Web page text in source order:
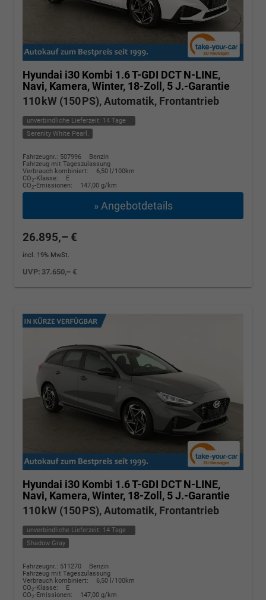
Hyundai i30 Kombi 1.6 T-GDI DCT N-LINE,
Navi, Kamera, Winter, 18-Zoll, 5 J.-Garantie
110 kW (150 PS), Automatik, Frontantrieb
unverbindliche Lieferzeit: 14 Tage
Serenity White Pearl.
Fahrzeugnr.: 507996
Benzin
Fahrzeug mit Tageszulassung
Verbrauch kombiniert:
6,50 l/100km
CO2-Klasse:
E
CO2-Emissionen: 147,00 g/km
» Angebotdetails
26.895,– €
incl. 19% MwSt.
UVP: 37.650,– €
Hyundai i30 Kombi 1.6 T-GDI DCT N-LINE,
Navi, Kamera, Winter, 18-Zoll, 5 J.-Garantie
110 kW (150 PS), Automatik, Frontantrieb
unverbindliche Lieferzeit: 14 Tage
Shadow Gray
Fahrzeugnr.: 511270
Benzin
Fahrzeug mit Tageszulassung
Verbrauch kombiniert:
6,50 l/100km
CO2-Klasse:
E
CO2-Emissionen: 147,00 g/km